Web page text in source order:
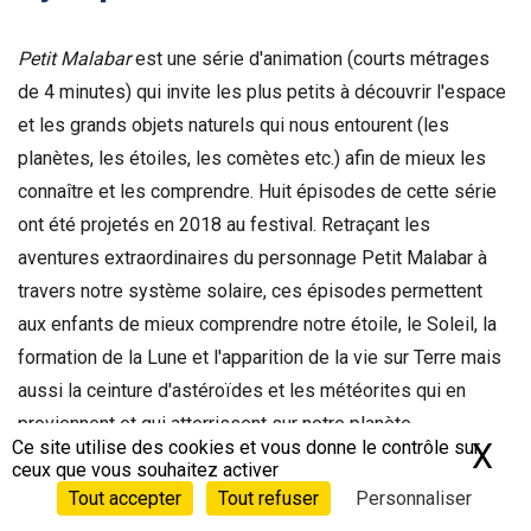
Petit Malabarest une série d'animation (courts métrages
de 4 minutes) qui invite les plus petits à découvrir l'espace
et les grands objets naturels qui nous entourent (les
planètes, les étoiles, les comètes etc.) afin de mieux les
connaître et les comprendre. Huit épisodes de cette série
ont été projetés en 2018 au festival. Retraçant les
aventures extraordinaires du personnage Petit Malabar à
travers notre système solaire, ces épisodes permettent
aux enfants de mieux comprendre notre étoile, le Soleil, la
formation de la Lune et l'apparition de la vie sur Terre mais
aussi la ceinture d'astéroïdes et les météorites qui en
proviennent et qui atterrissent sur notre planète.
Générique
Ce site utilise des cookies et vous donne le contrôle sur
ceux que vous souhaitez activer
Tout accepter
Tout refuser Personnaliser
X